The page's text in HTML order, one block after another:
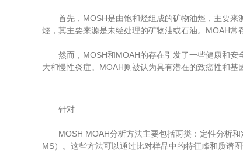
首先，MOSH是由饱和烃组成的矿物油烴，主要来
烴，其主要来源是未经处理的矿物油或石油。MOAH常
然而，MOSH和MOAH的存在引发了一些健康和安
大和慢性炎症。MOAH则被认为具有潜在的致癌性和基
针对
MOSH MOAH分析方法主要包括两类：定性分析和
MS）。这些方法可以通过比对样品中的特征峰和质谱